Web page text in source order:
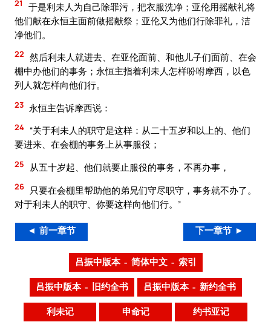
21
于是利未人为自己除罪污，把衣服洗净；亚伦用摇献礼将
他们献在永恒主面前做摇献祭；亚伦又为他们行除罪礼，洁
净他们。
22 然后利未人就进去、在亚伦面前、和他儿子们面前、在会
棚中办他们的事务；永恒主指着利未人怎样吩咐摩西，以色
列人就怎样向他们行。
23 永恒主告诉摩西说：
24 “关于利未人的职守是这样：从二十五岁和以上的、他们
要进来、在会棚的事务上从事服役；
25 从五十岁起、他们就要止服役的事务，不再办事，
26
只要在会棚里帮助他的弟兄们守尽职守，事务就不办了。
对于利未人的职守、你要这样向他们行。”
◄ 前一章节 下一章节 ►
吕振中版本 – 简体中文 – 索引
吕振中版本 – 旧约全书 吕振中版本 – 新约全书
利未记 申命记 约书亚记